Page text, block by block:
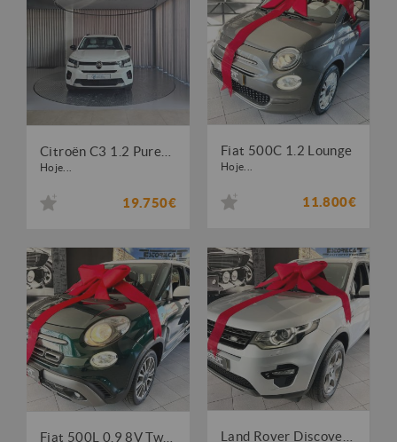
Hoje...
19.750€
Fiat 500C 1.2 Lounge
Hoje...
11.800€
Fiat 500L 0.9 8V TwinAir City Cross S&S